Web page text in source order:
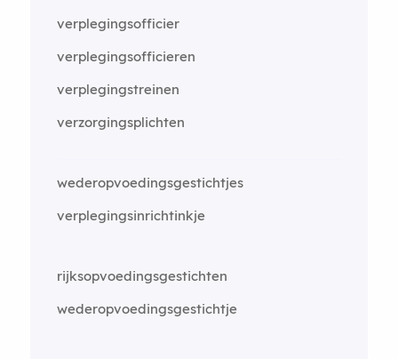
verplegingsofficier
verplegingsofficieren
verplegingstreinen
verzorgingsplichten
wederopvoedingsgestichtjes
verplegingsinrichtinkje
rijksopvoedingsgestichten
wederopvoedingsgestichtje